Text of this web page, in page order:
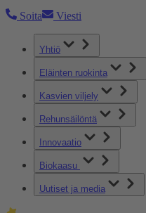
Soita Viesti
Yhtiö
Eläinten ruokinta
Kasvien viljely
Rehunsäilöntä
Innovaatio
Biokaasu
Uutiset ja media